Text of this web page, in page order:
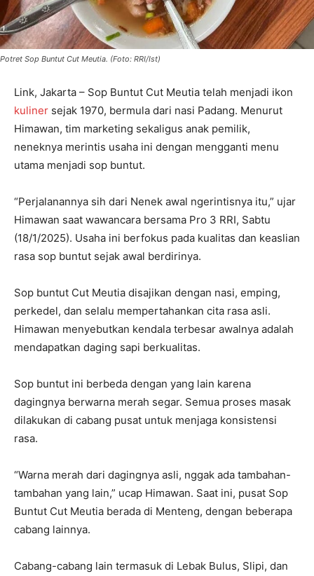
Potret Sop Buntut Cut Meutia. (Foto: RRI/Ist)
Link, Jakarta – Sop Buntut Cut Meutia telah menjadi ikon
kuliner sejak 1970, bermula dari nasi Padang. Menurut
Himawan, tim marketing sekaligus anak pemilik,
neneknya merintis usaha ini dengan mengganti menu
utama menjadi sop buntut.
“Perjalanannya sih dari Nenek awal ngerintisnya itu,” ujar
Himawan saat wawancara bersama Pro 3 RRI, Sabtu
(18/1/2025). Usaha ini berfokus pada kualitas dan keaslian
rasa sop buntut sejak awal berdirinya.
Sop buntut Cut Meutia disajikan dengan nasi, emping,
perkedel, dan selalu mempertahankan cita rasa asli.
Himawan menyebutkan kendala terbesar awalnya adalah
mendapatkan daging sapi berkualitas.
Sop buntut ini berbeda dengan yang lain karena
dagingnya berwarna merah segar. Semua proses masak
dilakukan di cabang pusat untuk menjaga konsistensi
rasa.
“Warna merah dari dagingnya asli, nggak ada tambahan-
tambahan yang lain,” ucap Himawan. Saat ini, pusat Sop
Buntut Cut Meutia berada di Menteng, dengan beberapa
cabang lainnya.
Cabang-cabang lain termasuk di Lebak Bulus, Slipi, dan